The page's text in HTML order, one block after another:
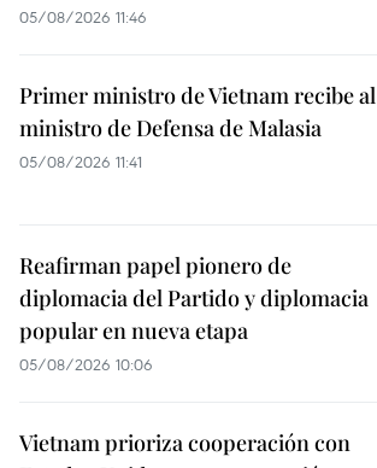
05/08/2026 11:46
Primer ministro de Vietnam recibe al
ministro de Defensa de Malasia
05/08/2026 11:41
Reafirman papel pionero de
diplomacia del Partido y diplomacia
popular en nueva etapa
05/08/2026 10:06
Vietnam prioriza cooperación con